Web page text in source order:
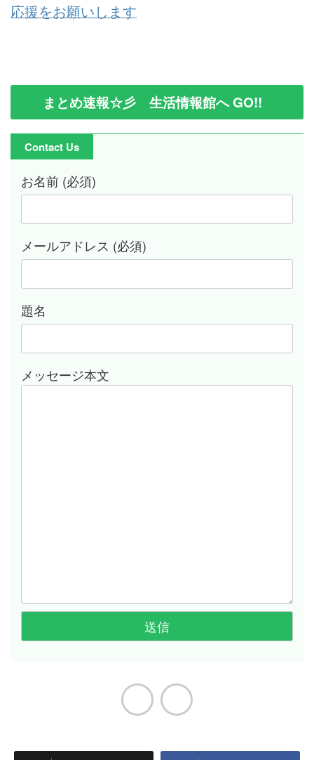
応援をお願いします
まとめ速報☆彡 生活情報館へ GO!!
Contact Us
お名前 (必須)
メールアドレス (必須)
題名
メッセージ本文